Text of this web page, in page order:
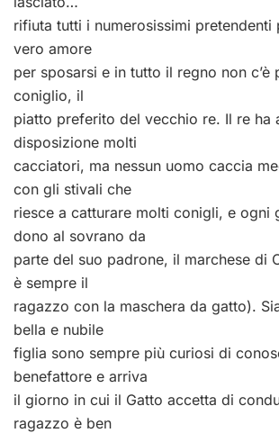
rifiuta tutti i numerosissimi pretendenti
vero amore
per sposarsi e in tutto il regno non c’è
coniglio, il
piatto preferito del vecchio re. Il re ha
disposizione molti
cacciatori, ma nessun uomo caccia
con gli stivali che
riesce a catturare molti conigli, e ogni
dono al sovrano da
parte del suo padrone, il marchese di
è sempre il
ragazzo con la maschera da gatto).
bella e nubile
figlia sono sempre più curiosi di
benefattore e arriva
il giorno in cui il Gatto accetta di
ragazzo è ben